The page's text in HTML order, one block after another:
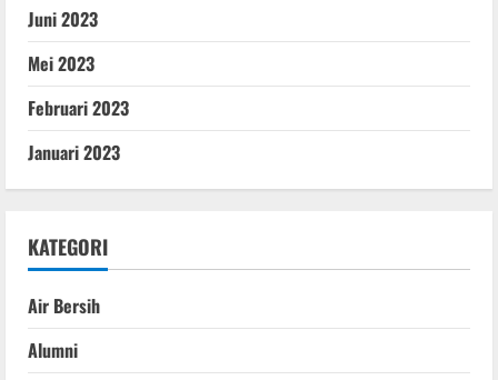
Juni 2023
Mei 2023
Februari 2023
Januari 2023
KATEGORI
Air Bersih
Alumni